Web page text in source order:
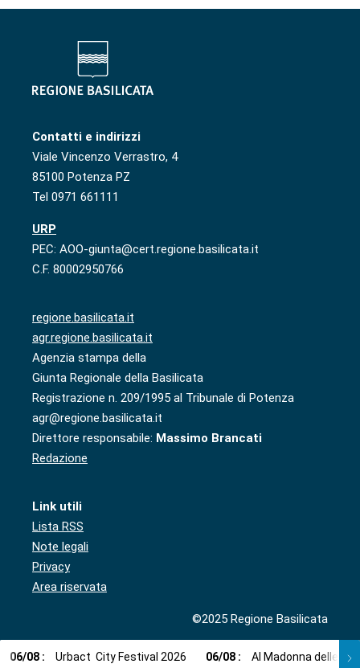
Contatti e indirizzi
Viale Vincenzo Verrastro, 4
85100 Potenza PZ
Tel 0971 661111
URP
PEC: AOO-giunta@cert.regione.basilicata.it
C.F. 80002950766
regione.basilicata.it
agr.regione.basilicata.it
Agenzia stampa della
Giunta Regionale della Basilicata
Registrazione n. 209/1995 al Tribunale di Potenza
agr@regione.basilicata.it
Direttore responsabile: Massimo Brancati
Redazione
Link utili
Lista RSS
Note legali
Privacy
Area riservata
©2025 Regione Basilicata
06/08 : Urbact City Festival 2026 06/08 : Al Madonna delle